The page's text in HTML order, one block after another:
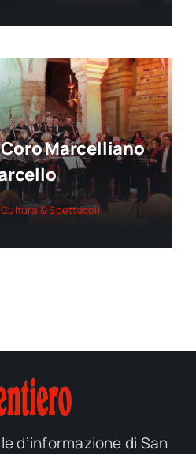
Marcelliano
Cultura & Spettacoli
d’informazione di San